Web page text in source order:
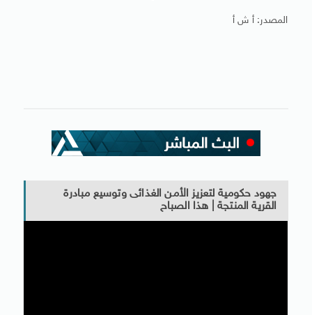
المصدر: أ ش أ
جهود حكومية لتعزيز الأمن الغذائى وتوسيع مبادرة
القرية المنتجة | هذا الصباح